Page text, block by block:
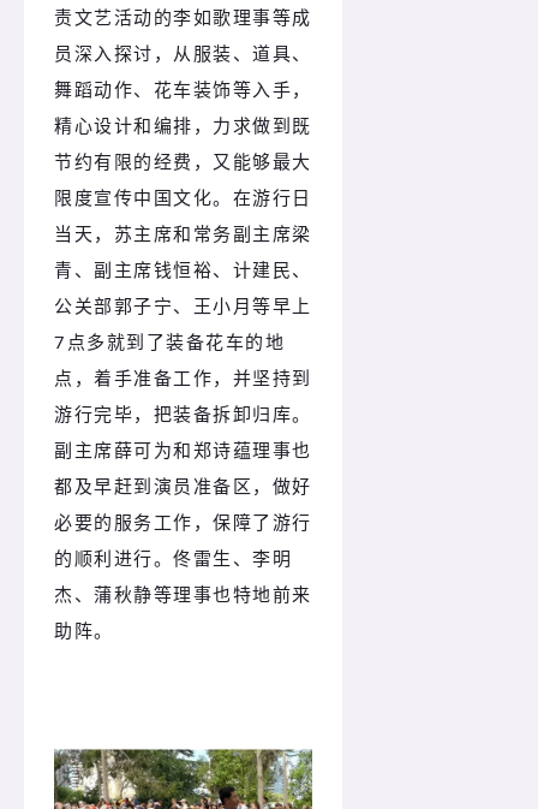
责文艺活动的李如歌理事等成
员深入探讨，从服装、道具、
舞蹈动作、花车装饰等入手，
精心设计和编排，力求做到既
节约有限的经费，又能够最大
限度宣传中国文化。在游行日
当天，苏主席和常务副主席梁
青、副主席钱恒裕、计建民、
公关部郭子宁、王小月等早上
7点多就到了装备花车的地
点，着手准备工作，并坚持到
游行完毕，把装备拆卸归库。
副主席薛可为和郑诗蕴理事也
都及早赶到演员准备区，做好
必要的服务工作，保障了游行
的顺利进行。佟雷生、李明
杰、蒲秋静等理事也特地前来
助阵。